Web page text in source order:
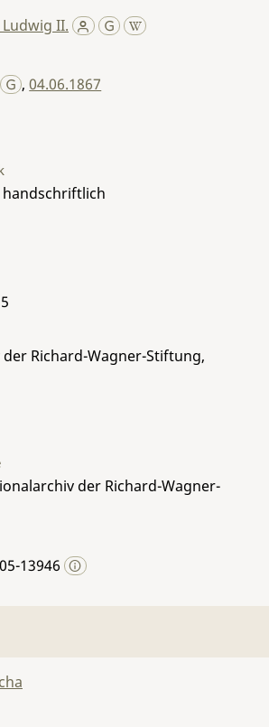
II.
,04.06.1867
handschriftlich
Richard-Wagner-Stiftung,
der Richard-Wagner-
13946